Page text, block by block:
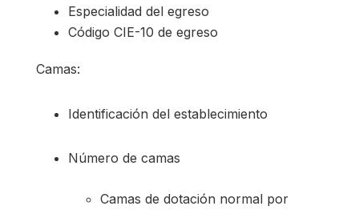
Especialidad del egreso
Código CIE-10 de egreso
Camas:
Identificación del establecimiento
Número de camas
Camas de dotación normal por